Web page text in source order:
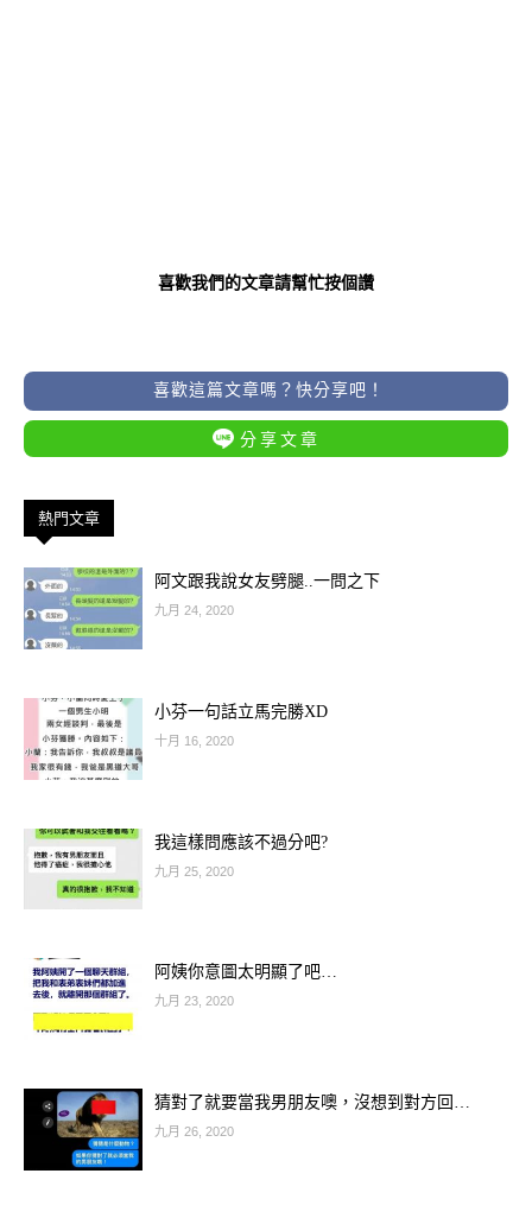
喜歡我們的文章請幫忙按個讚
喜歡這篇文章嗎？快分享吧！
分享文章
熱門文章
阿文跟我說女友劈腿..一問之下
九月 24, 2020
小芬一句話立馬完勝XD
十月 16, 2020
我這樣問應該不過分吧?
九月 25, 2020
阿姨你意圖太明顯了吧…
九月 23, 2020
猜對了就要當我男朋友噢，沒想到對方回…
九月 26, 2020